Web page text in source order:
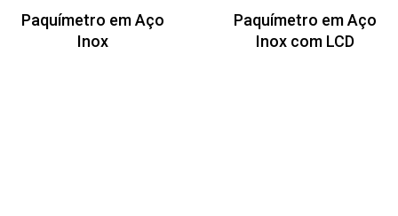
Paquímetro em Aço
Inox
Paquímetro em Aço
Inox com LCD